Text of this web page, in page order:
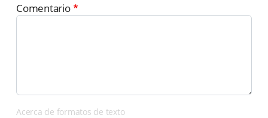
Comentario
Acerca de formatos de texto